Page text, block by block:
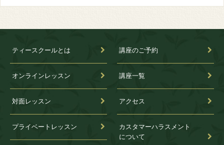
ティースクールとは
オンラインレッスン
対面レッスン
プライベートレッスン
講座のご予約
講座一覧
アクセス
カスタマーハラスメント
について